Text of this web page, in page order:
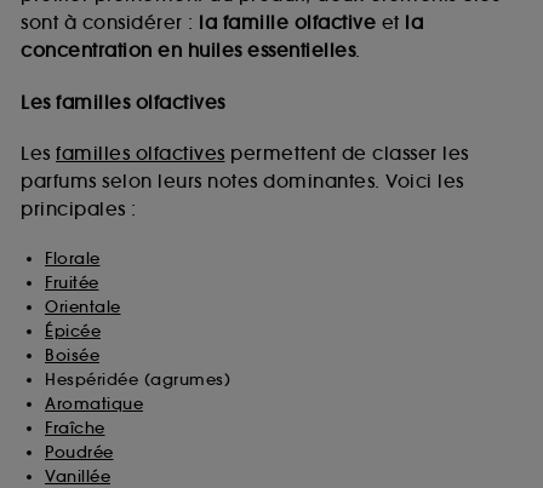
sont à considérer : la famille olfactive et la
concentration en huiles essentielles.
Les familles olfactives
Les familles olfactives permettent de classer les
parfums selon leurs notes dominantes. Voici les
principales :
Florale
Fruitée
Orientale
Épicée
Boisée
Hespéridée (agrumes)
Aromatique
Fraîche
Poudrée
Vanillée
choix" ci-dessous ou décider de "tout accepter".
Sephora pourra associer les informations de
navigation collectées par ces Cookies, pour les
collectées ou générées lors de votre activité en ligne
sur "continuer sans accepter". Voous pouvez à tout
moment choisir de retirer votrte consentement. Si vous
souhaitez obtenir plus d'information sur les cookies
utilisés, cliquez